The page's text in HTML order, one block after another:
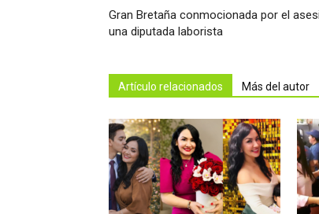
Gran Bretaña conmocionada por el
una diputada laborista
Artículo relacionados Más del autor